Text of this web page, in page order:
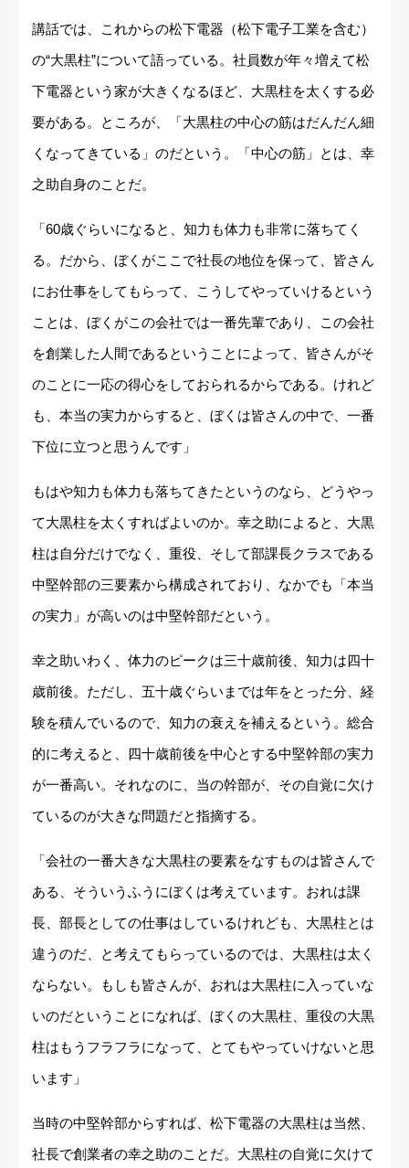
講話では、これからの松下電器（松下電子工業を含む）
の“大黒柱”について語っている。社員数が年々増えて松
下電器という家が大きくなるほど、大黒柱を太くする必
要がある。ところが、「大黒柱の中心の筋はだんだん細
くなってきている」のだという。「中心の筋」とは、幸
之助自身のことだ。
「60歳ぐらいになると、知力も体力も非常に落ちてく
る。だから、ぼくがここで社長の地位を保って、皆さん
にお仕事をしてもらって、こうしてやっていけるという
ことは、ぼくがこの会社では一番先輩であり、この会社
を創業した人間であるということによって、皆さんがそ
のことに一応の得心をしておられるからである。けれど
も、本当の実力からすると、ぼくは皆さんの中で、一番
下位に立つと思うんです」
もはや知力も体力も落ちてきたというのなら、どうやっ
て大黒柱を太くすればよいのか。幸之助によると、大黒
柱は自分だけでなく、重役、そして部課長クラスである
中堅幹部の三要素から構成されており、なかでも「本当
の実力」が高いのは中堅幹部だという。
幸之助いわく、体力のピークは三十歳前後、知力は四十
歳前後。ただし、五十歳ぐらいまでは年をとった分、経
験を積んでいるので、知力の衰えを補えるという。総合
的に考えると、四十歳前後を中心とする中堅幹部の実力
が一番高い。それなのに、当の幹部が、その自覚に欠け
ているのが大きな問題だと指摘する。
「会社の一番大きな大黒柱の要素をなすものは皆さんで
ある、そういうふうにぼくは考えています。おれは課
長、部長としての仕事はしているけれども、大黒柱とは
違うのだ、と考えてもらっているのでは、大黒柱は太く
ならない。もしも皆さんが、おれは大黒柱に入っていな
いのだということになれば、ぼくの大黒柱、重役の大黒
柱はもうフラフラになって、とてもやっていけないと思
います」
当時の中堅幹部からすれば、松下電器の大黒柱は当然、
社長で創業者の幸之助のことだ。大黒柱の自覚に欠けて